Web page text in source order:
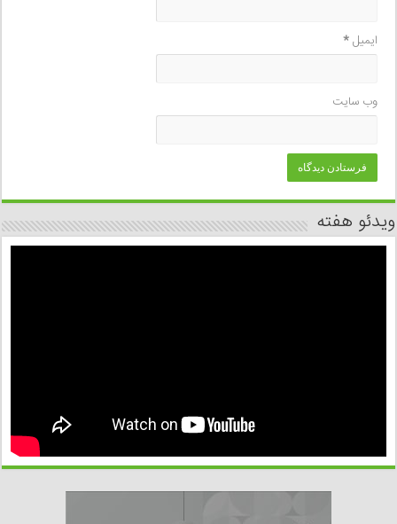
ایمیل*
وب‌ سایت
ویدئو هفته